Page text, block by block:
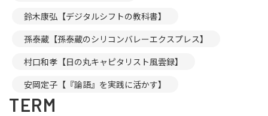
鈴木康弘【デジタルシフトの教科書】
孫泰蔵【孫泰蔵のシリコンバレーエクスプレス】
村口和孝【日の丸キャピタリスト風雲録】
安岡定子【『論語』を実践に活かす】
TERM